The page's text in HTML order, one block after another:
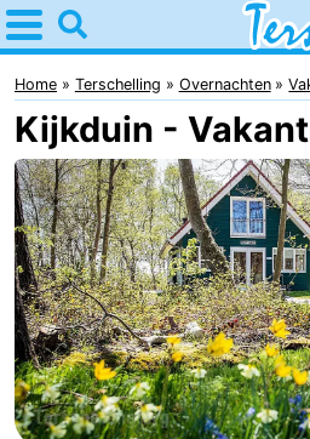
Home
Terschelling
Tips
Voor
kinderen
Dorpen
Natuur
Jongeren
Overnachten
Home Terschelling Overnachten
Kijkduin -